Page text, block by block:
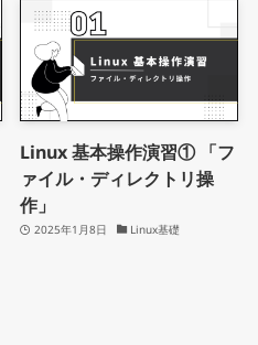
Linux 基本操作演習① 「フ
ァイル・ディレクトリ操
作」
2025年1月8日 Linux基礎